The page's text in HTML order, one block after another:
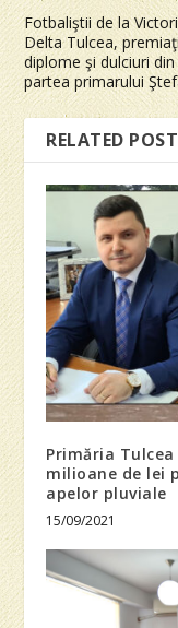
Fotbaliştii de la
Delta Tulcea,
diplome şi dulciuri din
partea primarului
RELATED
Primăria
milioane de lei
apelor pluviale
15/09/2021